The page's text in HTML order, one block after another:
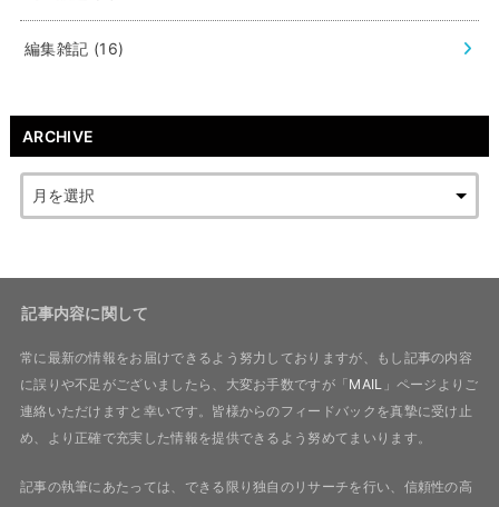
編集雑記 (16)
ARCHIVE
記事内容に関して
常に最新の情報をお届けできるよう努力しておりますが、もし記事の内容
に誤りや不足がございましたら、大変お手数ですが「MAIL 」ページよりご
連絡いただけますと幸いです。皆様からのフィードバックを真摯に受け止
め、より正確で充実した情報を提供できるよう努めてまいります。
記事の執筆にあたっては、できる限り独自のリサーチを行い、信頼性の高